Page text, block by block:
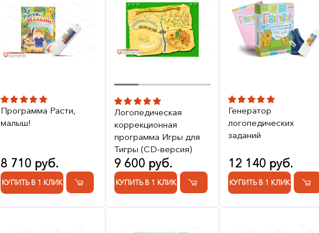
Программа Расти,
малыш!
8 710 руб.
КУПИТЬ В 1 КЛИК
Логопедическая
коррекционная
программа Игры для
Тигры (СD-версия)
9 600 руб.
КУПИТЬ В 1 КЛИК
Генератор
логопедических
заданий
12 140 руб.
КУПИТЬ В 1 КЛИК